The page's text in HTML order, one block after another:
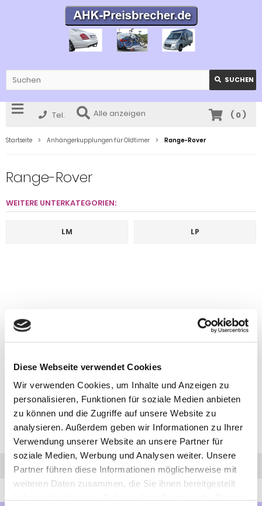
Diese Webseite verwendet Cookies
Wir verwenden Cookies, um Inhalte und Anzeigen zu
personalisieren, Funktionen für soziale Medien anbieten
zu können und die Zugriffe auf unsere Website zu
analysieren. Außerdem geben wir Informationen zu Ihrer
Verwendung unserer Website an unsere Partner für
soziale Medien, Werbung und Analysen weiter. Unsere
Partner führen diese Informationen möglicherweise mit
weiteren Daten zusammen, die Sie ihnen bereitgestellt
SUCHEN
Tel. Alle anzeigen ( 0)
Startseite Anhängerkupplungen für Oldtimer Range-Rover
Range-Rover
WEITERE UNTERKATEGORIEN:
LM LP
Anfrage Anrufen AHK-Finder